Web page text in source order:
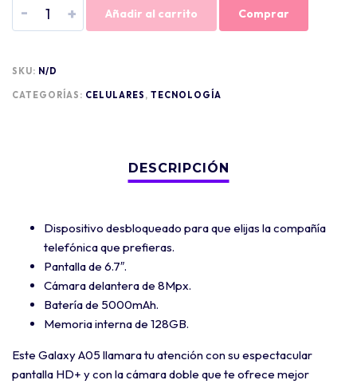
- + Añadir al carrito Comprar
SKU: N/D
CATEGORÍAS: CELULARES , TECNOLOGÍA
Dispositivo desbloqueado para que elijas la compañía
telefónica que prefieras.
Pantalla de 6.7″.
Cámara delantera de 8Mpx.
Batería de 5000mAh.
Memoria interna de 128GB.
Este Galaxy A05 llamara tu atención con su espectacular
pantalla HD+ y con la cámara doble que te ofrece mejor